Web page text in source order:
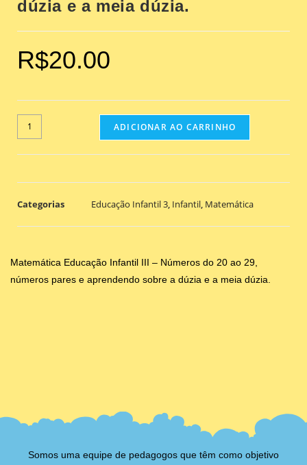
dúzia e a meia dúzia.
R$20.00
ADICIONAR AO CARRINHO
Categorias Educação Infantil 3 Infantil Matemática
Matemática Educação Infantil III – Números do 20 ao 29,
números pares e aprendendo sobre a dúzia e a meia dúzia.
Somos uma equipe de pedagogos que têm como objetivo